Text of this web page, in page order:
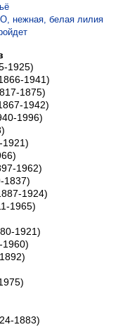
О, нежная, белая лилия
1925)
1941)
1875)
1942)
1996)
1921)
1962)
1837)
1924)
1965)
1921)
1960)
1883)